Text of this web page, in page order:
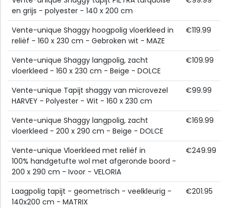
en grijs - polyester - 140 x 200 cm
Vente-unique Shaggy hoogpolig vloerkleed in
reliëf - 160 x 230 cm - Gebroken wit - MAZE
€119.99
Vente-unique Shaggy langpolig, zacht
vloerkleed - 160 x 230 cm - Beige - DOLCE
€109.99
Vente-unique Tapijt shaggy van microvezel
HARVEY - Polyester - Wit - 160 x 230 cm
€99.99
Vente-unique Shaggy langpolig, zacht
vloerkleed - 200 x 290 cm - Beige - DOLCE
€169.99
Vente-unique Vloerkleed met reliëf in
100% handgetufte wol met afgeronde boord -
200 x 290 cm - Ivoor - VELORIA
€249.99
Laagpolig tapijt - geometrisch - veelkleurig -
140x200 cm - MATRIX
€201.95